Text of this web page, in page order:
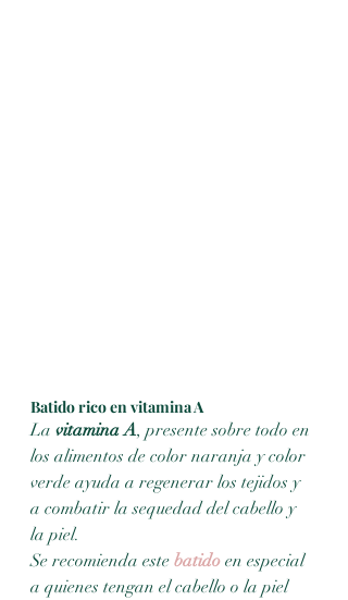
Batido rico en vitamina A
La vitamina A, presente sobre todo en
los alimentos de color naranja y color
verde ayuda a regenerar los tejidos y
a combatir la sequedad del cabello y
la piel.
Se recomienda este batido en especial
a quienes tengan el cabello o la piel